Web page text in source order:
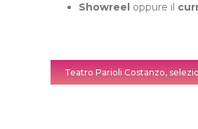
Showreel oppure il
Teatro Parioli Costanzo,